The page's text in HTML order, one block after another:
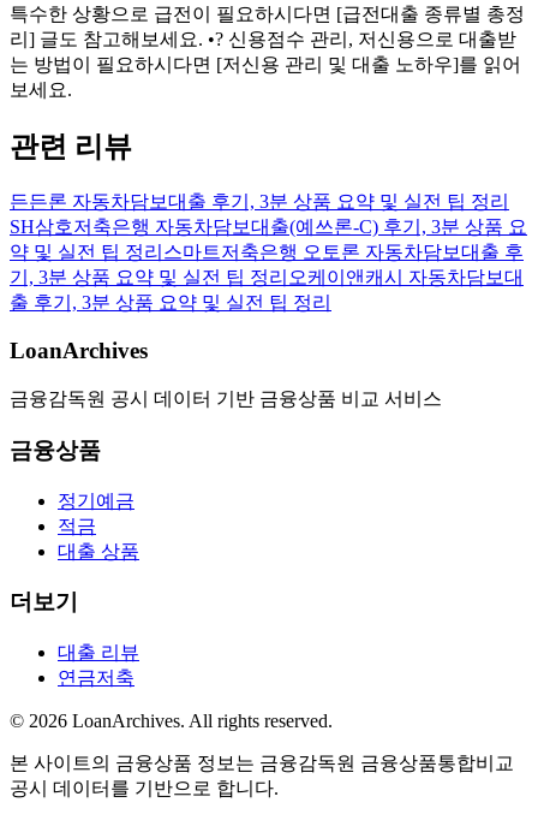
특수한 상황으로 급전이 필요하시다면 [급전대출 종류별 총정
리] 글도 참고해보세요. •? 신용점수 관리, 저신용으로 대출받
는 방법이 필요하시다면 [저신용 관리 및 대출 노하우]를 읽어
보세요.
관련 리뷰
든든론 자동차담보대출 후기, 3분 상품 요약 및 실전 팁 정리
SH삼호저축은행 자동차담보대출(예쓰론-C) 후기, 3분 상품 요
약 및 실전 팁 정리 스마트저축은행 오토론 자동차담보대출 후
기, 3분 상품 요약 및 실전 팁 정리 오케이앤캐시 자동차담보대
출 후기, 3분 상품 요약 및 실전 팁 정리
LoanArchives
금융감독원 공시 데이터 기반 금융상품 비교 서비스
금융상품
정기예금
적금
대출 상품
더보기
대출 리뷰
연금저축
© 2026 LoanArchives. All rights reserved.
본 사이트의 금융상품 정보는 금융감독원 금융상품통합비교
공시 데이터를 기반으로 합니다.